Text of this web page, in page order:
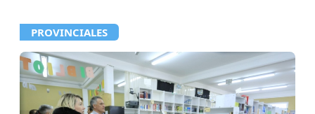
PROVINCIALES